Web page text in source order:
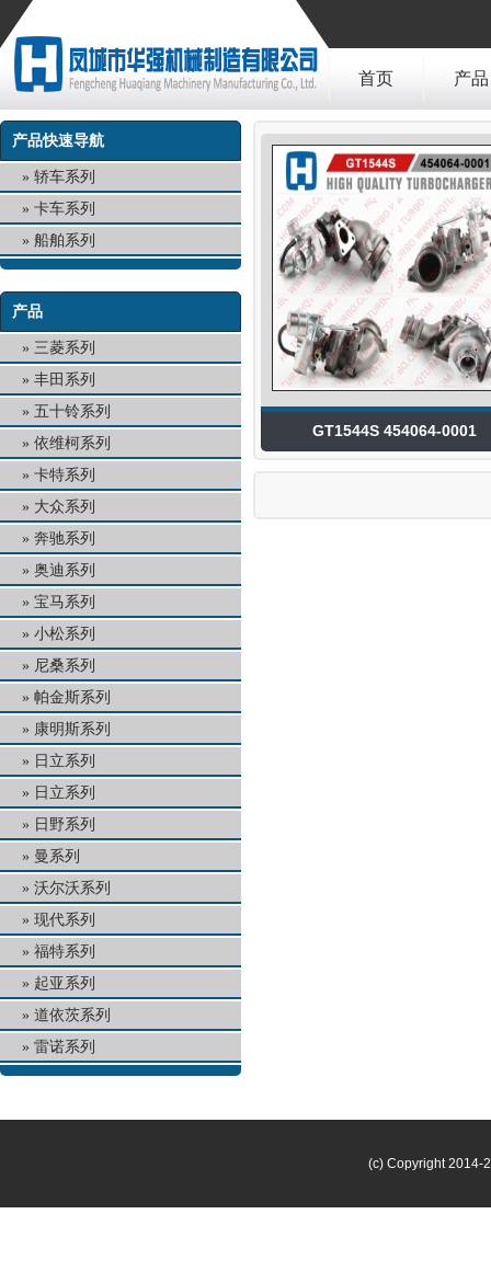
首页 产品
产品快速导航
轿车系列
卡车系列
船舶系列
产品
三菱系列
丰田系列
五十铃系列
依维柯系列
卡特系列
大众系列
奔驰系列
奥迪系列
宝马系列
小松系列
尼桑系列
帕金斯系列
康明斯系列
日立系列
日立系列
日野系列
曼系列
沃尔沃系列
现代系列
福特系列
起亚系列
道依茨系列
雷诺系列
GT1544S 454064-0001
(c) Copyright 2014-